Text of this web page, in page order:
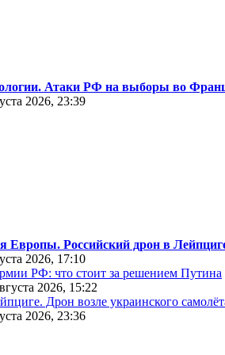
Атаки РФ на выборы во
2026, 23:39
Европы. Российский дрон в
2026, 17:10
РФ: что стоит за решением Путина
2026, 15:22
Дрон возле украинского
2026, 23:36